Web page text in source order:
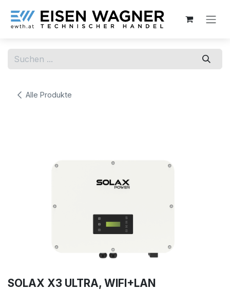
Alle Produkte
SOLAX X3 ULTRA, WIFI+LAN